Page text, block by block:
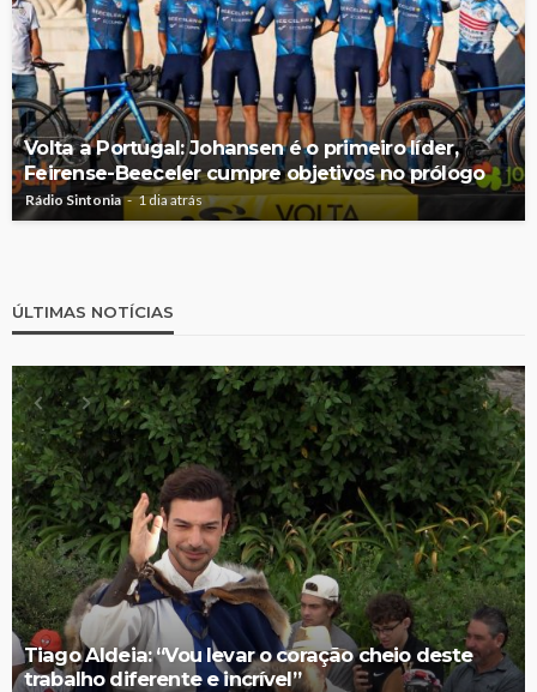
Volta a Portugal: Johansen é o primeiro líder,
Feirense-Beeceler cumpre objetivos no prólogo
Rádio Sintonia 1 dia atrás
ÚLTIMAS NOTÍCIAS
Tiago Aldeia: “Vou levar o coração cheio deste
trabalho diferente e incrível”